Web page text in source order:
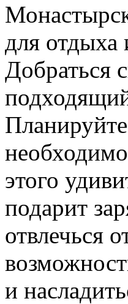
для отдыха
Добраться
этого
подарит
отвлечься
и